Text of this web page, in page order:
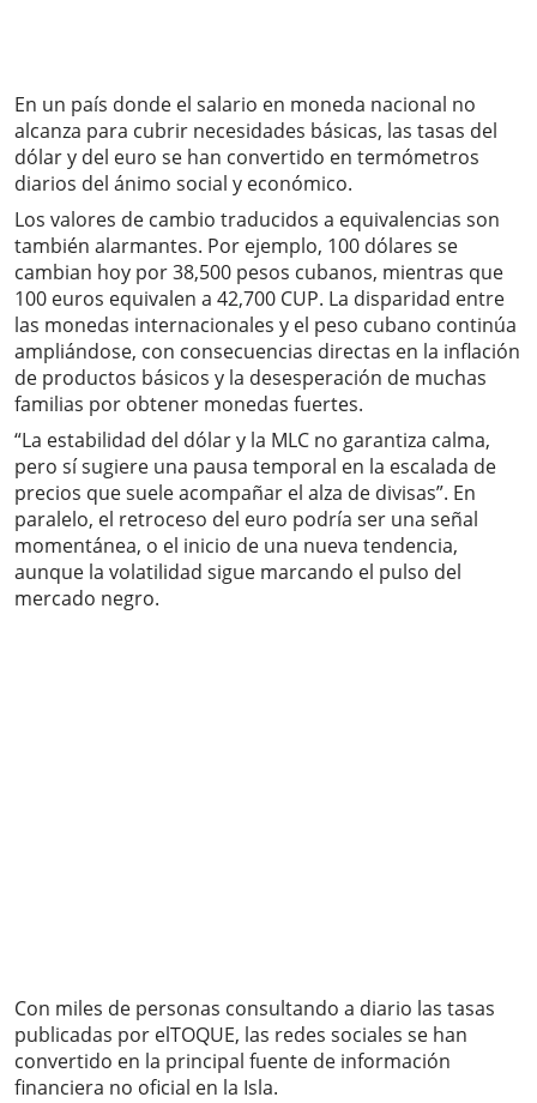
En un país donde el salario en moneda nacional no
alcanza para cubrir necesidades básicas, las tasas del
dólar y del euro se han convertido en termómetros
diarios del ánimo social y económico.
Los valores de cambio traducidos a equivalencias son
también alarmantes. Por ejemplo, 100 dólares se
cambian hoy por 38,500 pesos cubanos, mientras que
100 euros equivalen a 42,700 CUP. La disparidad entre
las monedas internacionales y el peso cubano continúa
ampliándose, con consecuencias directas en la inflación
de productos básicos y la desesperación de muchas
familias por obtener monedas fuertes.
“La estabilidad del dólar y la MLC no garantiza calma,
pero sí sugiere una pausa temporal en la escalada de
precios que suele acompañar el alza de divisas”. En
paralelo, el retroceso del euro podría ser una señal
momentánea, o el inicio de una nueva tendencia,
aunque la volatilidad sigue marcando el pulso del
mercado negro.
Con miles de personas consultando a diario las tasas
publicadas por elTOQUE, las redes sociales se han
convertido en la principal fuente de información
financiera no oficial en la Isla.